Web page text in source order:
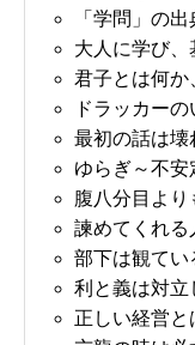
「学問」の
大人に学び、
君子とは何か
ドラッカー
最初の話は壊
ゆらぎ～不安
腹八分目より
諫めてくれる
部下は観てい
利と義は対立
正しい経営
お問い合わせ